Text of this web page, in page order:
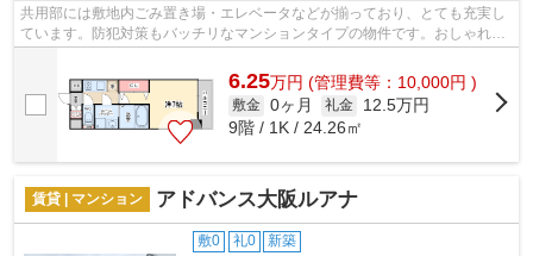
共用部には敷地内ごみ置き場・エレベータなどが揃っており、とても充実し
ています。防犯対策もバッチリなマンションタイプの物件です。おしゃれな
あなたにピッタリな外観タイル張りの...
6.25万円 (管理費等：10,000円 )
敷金 0ヶ月 礼金
12.5万円
9階 / 1K / 24.26㎡
賃貸 | マンション アドバンス大阪ルアナ
敷0 礼0 新築